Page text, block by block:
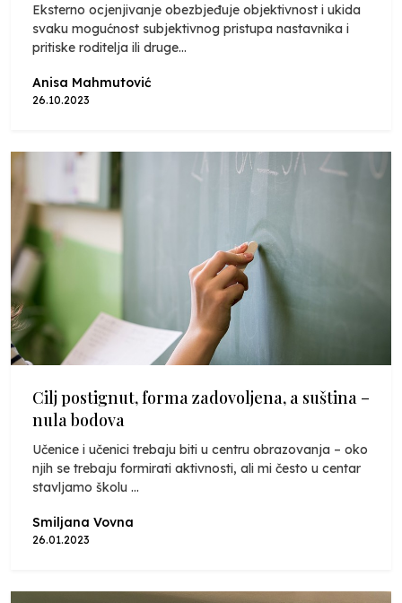
Eksterno ocjenjivanje obezbjeđuje objektivnost i ukida
svaku mogućnost subjektivnog pristupa nastavnika i
pritiske roditelja ili druge...
Anisa Mahmutović
26.10.2023
Cilj postignut, forma zadovoljena, a suština –
nula bodova
Učenice i učenici trebaju biti u centru obrazovanja – oko
njih se trebaju formirati aktivnosti, ali mi često u centar
stavljamo školu ...
Smiljana Vovna
26.01.2023